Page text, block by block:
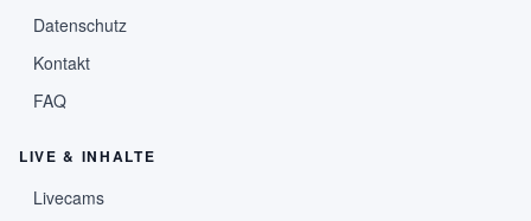
Datenschutz
Kontakt
FAQ
LIVE & INHALTE
Livecams